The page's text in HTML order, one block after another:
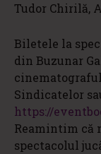
Tudor Chirilă,
Biletele la
din Buzunar
Sindicatelor
https://
Reamintim că
spectacolul